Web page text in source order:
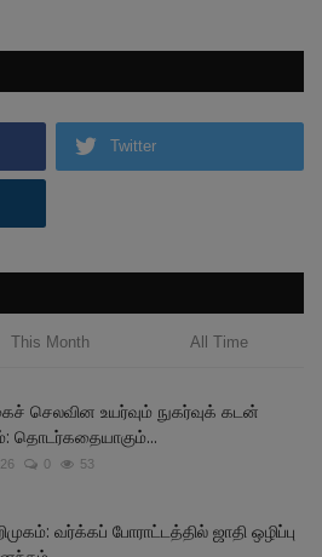
Twitter
This Month All Time
செலவின உயர்வும் நுகர்வுக் கடன்
தொடர்கதையாகும்...
0 53
வர்க்கப் போராட்டத்தில் ஜாதி ஒழிப்பு